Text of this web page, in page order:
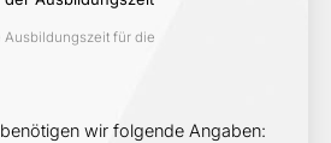
Ausbildungszeit für die
wir folgende Angaben: